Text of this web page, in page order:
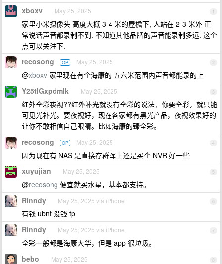
1
xboxv May 25, 2025
家里小米摄像头 高度大概 3-4 米的屋檐下, 人站在 2-3 米外 正
常说话声音都录制不到. 不知道其他品牌的声音能录制多远. 这个
点可以关注下.
2
recosong OP May 25, 2025
@xboxv 家里现在有个海康的 五六米范围内声音都能录的上
3
Y25tIGxpdmlk May 25, 2025
红外全彩夜视??红外补光就没有全彩的说法，你要全彩，就只能
可见光补光。要夜视好，现在各家都有黑光产品，夜视效果好的
让你不敢相信自己眼睛。比如海康的臻全彩。
4
recosong OP May 25, 2025
因为现在有 NAS 是直接存群晖上还是买个 NVR 好一些
5
xuyujian May 25, 2025
@recosong 便宜就买水星，基本都支持。
6
Rinndy May 25, 2025 via iPhone
有钱 ubnt 没钱 tp
7
Rinndy May 25, 2025 via iPhone
全彩一般都是海康大华，但是 app 很垃圾。
8
bebo May 25, 2025